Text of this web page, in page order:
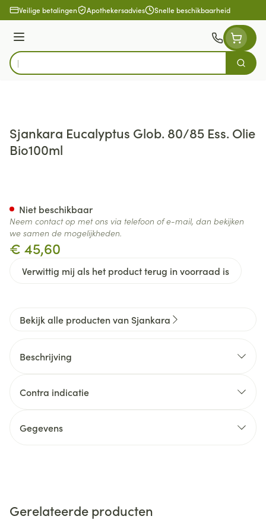
Ga naar de inhoud
Veilige betalingen Apothekersadvies Snelle beschikbaarheid
Menu
Product, merk, categorie...
Zoek
Sjankara Eucalyptus Glob. 80/85 Ess. Olie
Bio100ml
€ 45,60
Verwittig mij als het product terug in voorraad is
Niet beschikbaar
Neem contact op met ons via telefoon of e-mail, dan bekijken
we samen de mogelijkheden.
Bekijk alle producten van Sjankara
Beschrijving
Contra indicatie
Gegevens
Gerelateerde producten